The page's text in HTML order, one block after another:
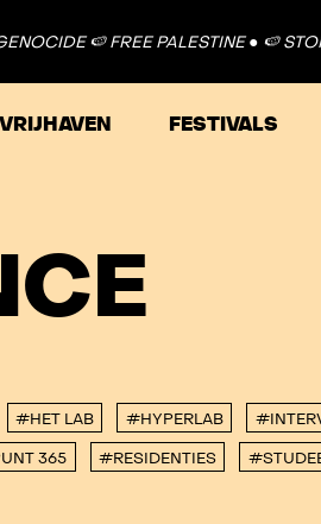
🍉 FREE PALESTINE ● 🍉 STOP
VRIJHAVEN FESTIVALS
#HET LAB #HYPERLAB
365 #RESIDENTIES